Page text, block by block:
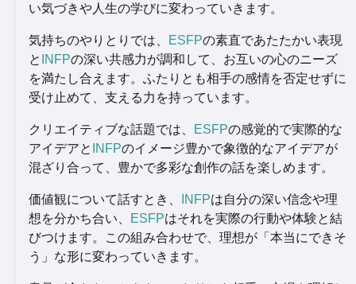
い気づきや人生の学びに変わっていきます。
気持ちのやりとりでは、 ESFPの素直であたたかい表現
と INFPの深い共感力が調和して、お互いの心のニーズ
を満たし合えます。ふたりとも相手の感情を否定せずに
受け止めて、支える力を持っています。
クリエイティブな話題では、 ESFPの感覚的で実際的な
アイデアと INFPのイメージ豊かで象徴的なアイデアが
混ざり合って、豊かで多彩な創作の話を楽しめます。
価値観について話すとき、 INFPは自分の深い信念や理
想を分かち合い、
ESFPはそれを実際の行動や体験と結
びつけます。この組み合わせで、理想が「本当にできそ
う」な形に変わっていきます。